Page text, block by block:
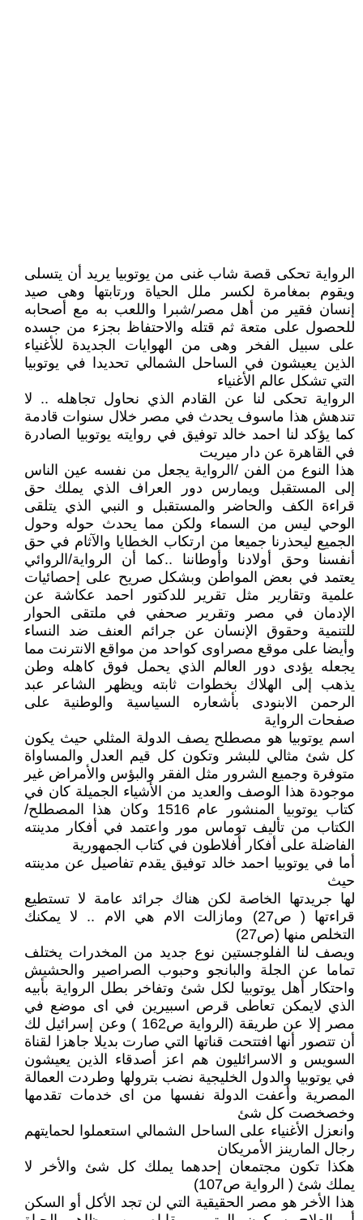
الرواية تحكى قصة شاب غنى من يوتوبيا يريد أن يتسلى
ويقوم بمغامرة لكسر ملل الحياة ورتابتها وهى صيد
إنسان فقير من أهل مصر/شبرا واللعب به مع أصحابه
للحصول على متعة ثم قتله والاحتفاظ بجزء من جسده
على سبيل الفخر وهى من الهوايات الجديدة للأغنياء
الذين يعيشون في الساحل الشمالي تحديدا في يوتوبيا
التي تشكل عالم الأغنياء
الرواية تحكى لنا عن القادم الذي نحاول تجاهله .. لا
تندهش هذا ماسوف يحدث في مصر خلال سنوات قادمة
كما يؤكد لنا احمد خالد توفيق في روايته يوتوبيا الصادرة
في القاهرة عن دار ميريت
هذا النوع من الفن /الرواية يجعل من نفسه عين الناس
إلى المستقبل ويمارس دور العراف الذي يملك حق
قراءة الكف والحاضر والمستقبل و النبي الذي يتلقى
الوحي ليس من السماء ولكن مما يحدث حوله وحول
الجميع ليحذرنا جميعا من ارتكاب الخطايا والآثام في حق
أنفسنا وحق أولادنا وأوطاننا ..كما أن الرواية/الروائي
يعتمد في بعض المواطن وبشكل صريح على إحصائيات
علمية وتقارير مثل تقرير للدكتور احمد عكاشة عن
الإدمان في مصر وتقرير صحفي في ملتقى الحوار
للتنمية وحقوق الإنسان عن جرائم العنف ضد النساء
وأيضا على موقع مصراوى كواحد من مواقع الانترنت مما
يجعله يؤدى دور العالم الذي يحمل فوق كاهله وطن
يذهب إلى الهلاك بخطوات ثابته ويظهر الشاعر عبد
الرحمن الابنودى بأشعاره السياسية والوطنية على
صفحات الرواية
اسم يوتوبيا هو مصطلح يصف الدولة المثلي حيث يكون
كل شئ مثالي للبشر وتكون كل قيم العدل والمساواة
متوفرة وجميع الشرور مثل الفقر والبؤس والأمراض غير
موجودة هذا الوصف والعديد من الأشياء الجميلة كان في
كتاب يوتوبيا المنشور عام 1516 وكان هذا المصطلح/
الكتاب من تأليف توماس مور واعتمد في أفكار مدينته
الفاضلة على أفكار أفلاطون في كتاب الجمهورية
أما في يوتوبيا احمد خالد توفيق يقدم تفاصيل عن مدينته
حيث
لها جريدتها الخاصة لكن هناك جرائد عامة لا تستطيع
قراءتها ( ص27) ومازالت الام هي الام .. لا يمكنك
التخلص منها (ص27)
ويصف لنا الفلوجستين نوع جديد من المخدرات يختلف
تماما عن الجلة والبانجو وحبوب الصراصير والحشيش
واحتكار أهل يوتوبيا لكل شئ وتفاخر بطل الرواية بأبيه
الذي لايمكن تعاطى قرص اسبيرين في اى موضع في
مصر إلا عن طريقة (الرواية ص162 ) وعن إسرائيل لك
أن تتصور أنها افتتحت قناتها التي صارت بديلا جاهزا لقناة
السويس و الاسرائليون هم اعز أصدقاء الذين يعيشون
في يوتوبيا والدول الخليجية نضب بترولها وطردت العمالة
المصرية وأعفت الدولة نفسها من اى خدمات تقدمها
وخصخصت كل شئ
وانعزل الأغنياء على الساحل الشمالي استعملوا لحمايتهم
رجال المارينز الأمريكان
هكذا تكون مجتمعان إحدهما يملك كل شئ والأخر لا
يملك شئ ( الرواية ص107)
هذا الأخر هو مصر الحقيقية التي لن تجد الأكل أو السكن